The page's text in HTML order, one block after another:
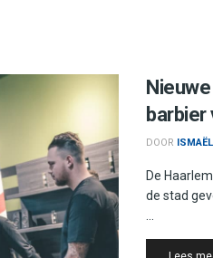
DOOR
De
de stad